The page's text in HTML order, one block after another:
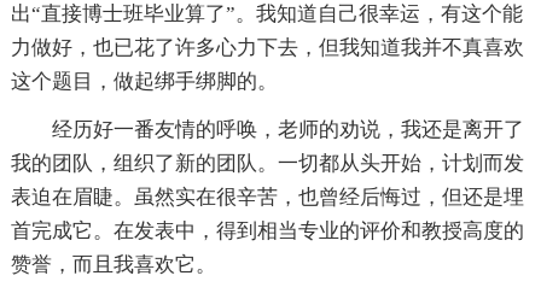
出“直接博士班毕业算了”。我知道自己很幸运，有这个能
力做好，也已花了许多心力下去，但我知道我并不真喜欢
这个题目，做起绑手绑脚的。
经历好一番友情的呼唤，老师的劝说，我还是离开了
我的团队，组织了新的团队。一切都从头开始，计划而发
表迫在眉睫。虽然实在很辛苦，也曾经后悔过，但还是埋
首完成它。在发表中，得到相当专业的评价和教授高度的
赞誉，而且我喜欢它。